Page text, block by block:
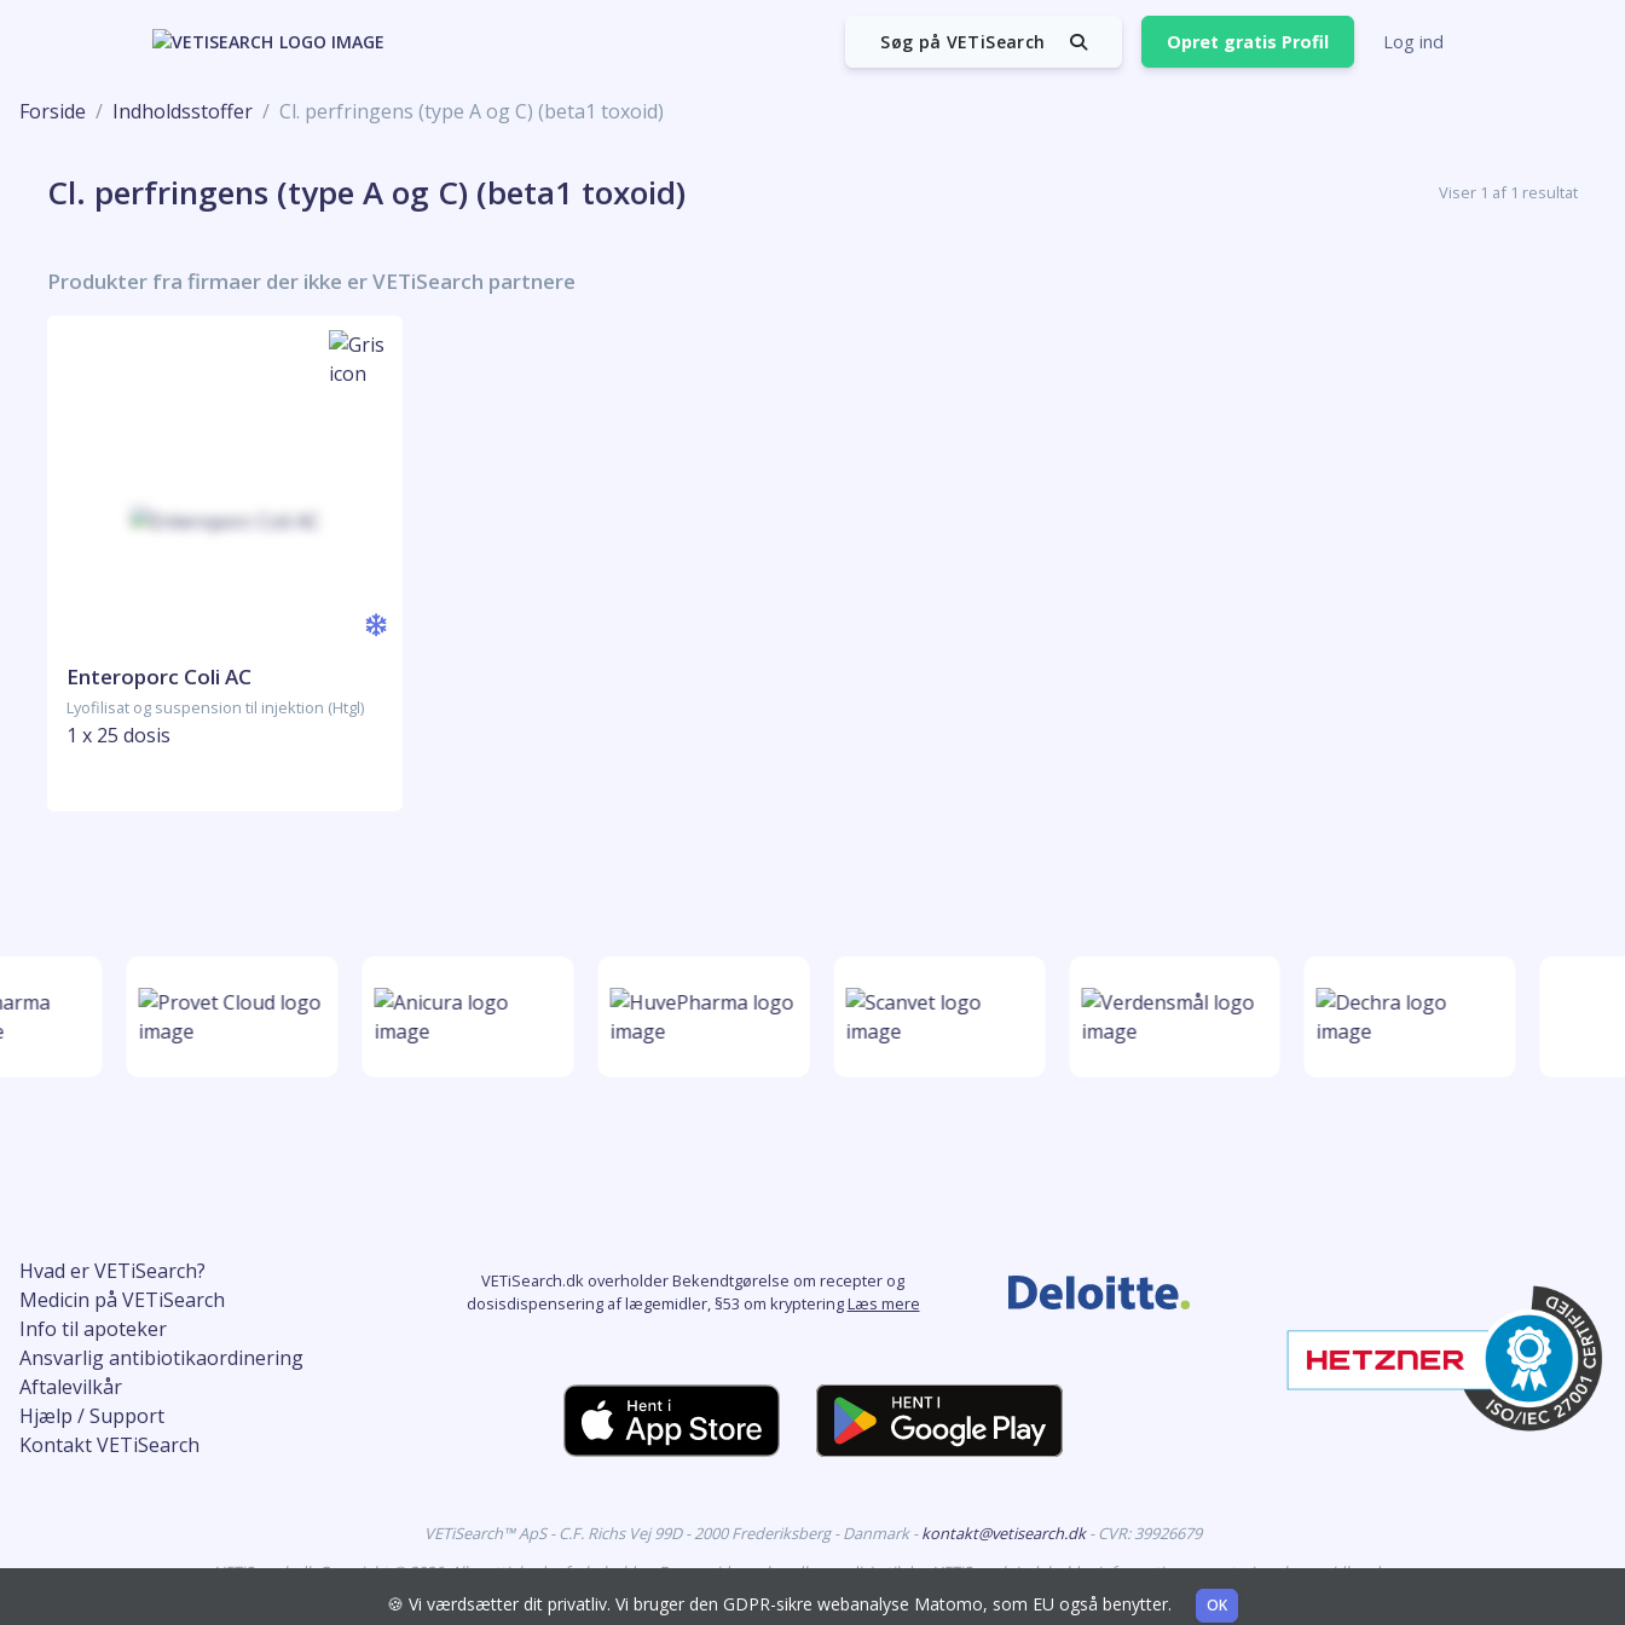
Søg på VETiSearch Opret gratis Profil Log ind
Forside Indholdsstoffer Cl. perfringens (type A og C) (beta1 toxoid)
Cl. perfringens (type A og C) (beta1 toxoid) Viser 1 af 1 resultat
Produkter fra firmaer der ikke er VETiSearch partnere
Enteroporc Coli AC
Lyofilisat og suspension til injektion (Htgl)
1 x 25 dosis
Hvad er VETiSearch?
Medicin på VETiSearch
Info til apoteker
Ansvarlig antibiotikaordinering
Aftalevilkår
Hjælp / Support
Kontakt VETiSearch
VETiSearch.dk overholder Bekendtgørelse om recepter og
dosisdispensering af lægemidler, §53 om krypteringLæs mere
VETiSearch™ ApS - C.F. Richs Vej 99D - 2000 Frederiksberg - Danmark -kontakt@vetisearch.dk- CVR: 39926679
VETiSearch.dk Copyright © 2026. Alle rettigheder forbeholdes. Denne side omhandler medicin til dyr. VETiSearch indeholder information om veterinærlægemidler, der er
godkendt til markedsføring i Danmark, og er målrettet veterinære fagfolk.
🍪 Vi værdsætter dit privatliv. Vi bruger den GDPR-sikre webanalyse Matomo, som EU også benytter. OK